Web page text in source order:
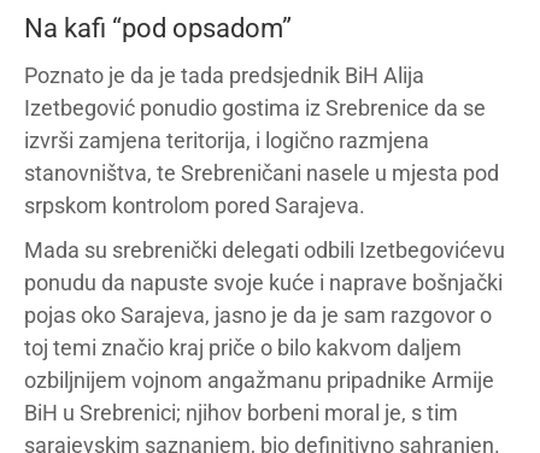
Na kafi “pod opsadom”
Poznato je da je tada predsjednik BiH Alija
Izetbegović ponudio gostima iz Srebrenice da se
izvrši zamjena teritorija, i logično razmjena
stanovništva, te Srebreničani nasele u mjesta pod
srpskom kontrolom pored Sarajeva.
Mada su srebrenički delegati odbili Izetbegovićevu
ponudu da napuste svoje kuće i naprave bošnjački
pojas oko Sarajeva, jasno je da je sam razgovor o
toj temi značio kraj priče o bilo kakvom daljem
ozbiljnijem vojnom angažmanu pripadnike Armije
BiH u Srebrenici; njihov borbeni moral je, s tim
sarajevskim saznanjem, bio definitivno sahranjen.